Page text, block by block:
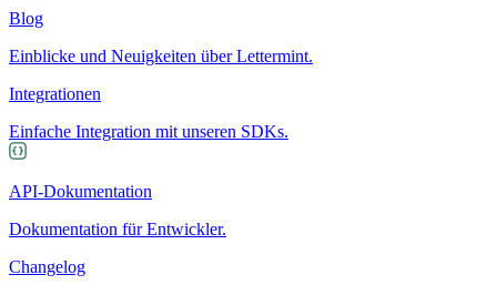
Blog
Einblicke und Neuigkeiten über Lettermint.
Integrationen
Einfache Integration mit unseren SDKs.
API-Dokumentation
Dokumentation für Entwickler.
Changelog